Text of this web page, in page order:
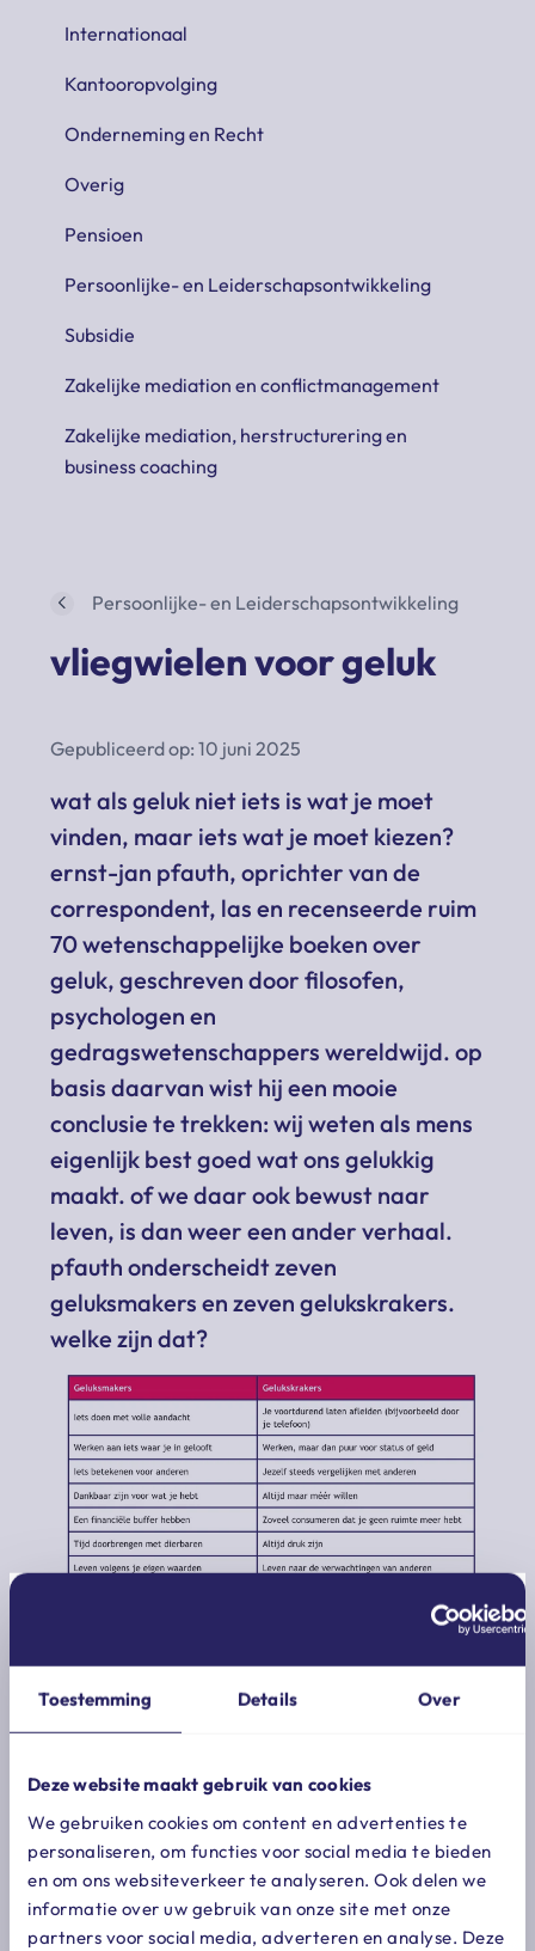
Toestemming Details Over
Deze website maakt gebruik van cookies
We gebruiken cookies om content en advertenties te
personaliseren, om functies voor social media te bieden
en om ons websiteverkeer te analyseren. Ook delen we
informatie over uw gebruik van onze site met onze
partners voor social media, adverteren en analyse. Deze
Internationaal
Kantooropvolging
Onderneming en Recht
Overig
Pensioen
Persoonlijke- en Leiderschapsontwikkeling
Subsidie
Zakelijke mediation en conflictmanagement
Zakelijke mediation, herstructurering en
business coaching
Persoonlijke- en Leiderschapsontwikkeling
vliegwielen voor geluk
Gepubliceerd op: 10 juni 2025
wat als geluk niet iets is wat je moet
vinden, maar iets wat je moet kiezen?
ernst-jan pfauth, oprichter van de
correspondent, las en recenseerde ruim
70 wetenschappelijke boeken over
geluk, geschreven door filosofen,
psychologen en
gedragswetenschappers wereldwijd. op
basis daarvan wist hij een mooie
conclusie te trekken: wij weten als mens
eigenlijk best goed wat ons gelukkig
maakt. of we daar ook bewust naar
leven, is dan weer een ander verhaal.
pfauth onderscheidt zeven
geluksmakers en zeven gelukskrakers.
welke zijn dat?
verleid om te kiezen voor kortetermijnprikkels.
maar wat als je bewust kunt kiezen voor de
pfauth zeven ‘vliegwielen’ voor een zogenoemd
intentioneel leven, waaronder het volgende:
plezier vinden in mislukking.
vliegwiel: vind plezier in mislukking
we zijn gewend om te leven op externe motivatie: